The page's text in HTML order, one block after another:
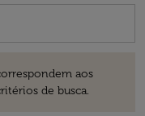
aos
de busca.